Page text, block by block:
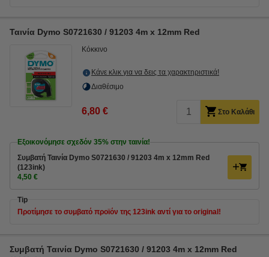
Ταινία Dymo S0721630 / 91203 4m x 12mm Red
Κόκκινο
Κάνε κλικ για να δεις τα χαρακτηριστικά!
Διαθέσιμο
6,80 € Στο Καλάθι
Εξοικονόμησε σχεδόν 35% στην ταινία!
Συμβατή Ταινία Dymo S0721630 / 91203 4m x 12mm Red
(123ink)
4,50 €
Tip
Προτίμησε το συμβατό προϊόν της 123ink αντί για το original!
Συμβατή Ταινία Dymo S0721630 / 91203 4m x 12mm Red